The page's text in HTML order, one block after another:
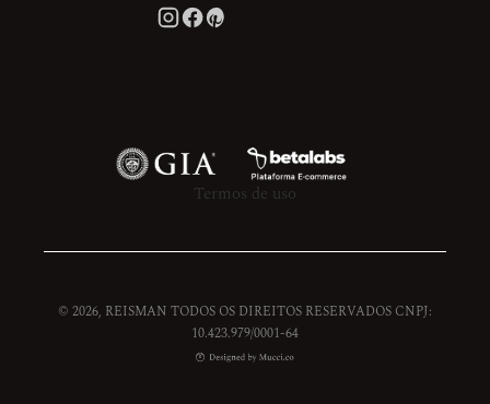
Termos de uso
© 2026, REISMAN TODOS OS DIREITOS RESERVADOS CNPJ:
10.423.979/0001-64